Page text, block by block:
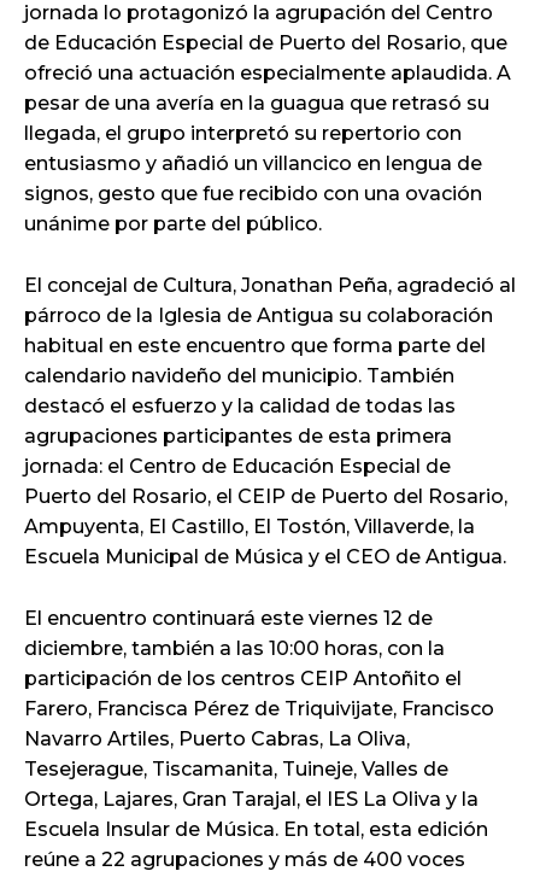
jornada lo protagonizó la agrupación del Centro
de Educación Especial de Puerto del Rosario, que
ofreció una actuación especialmente aplaudida. A
pesar de una avería en la guagua que retrasó su
llegada, el grupo interpretó su repertorio con
entusiasmo y añadió un villancico en lengua de
signos, gesto que fue recibido con una ovación
unánime por parte del público.
El concejal de Cultura, Jonathan Peña, agradeció al
párroco de la Iglesia de Antigua su colaboración
habitual en este encuentro que forma parte del
calendario navideño del municipio. También
destacó el esfuerzo y la calidad de todas las
agrupaciones participantes de esta primera
jornada: el Centro de Educación Especial de
Puerto del Rosario, el CEIP de Puerto del Rosario,
Ampuyenta, El Castillo, El Tostón, Villaverde, la
Escuela Municipal de Música y el CEO de Antigua.
El encuentro continuará este viernes 12 de
diciembre, también a las 10:00 horas, con la
participación de los centros CEIP Antoñito el
Farero, Francisca Pérez de Triquivijate, Francisco
Navarro Artiles, Puerto Cabras, La Oliva,
Tesejerague, Tiscamanita, Tuineje, Valles de
Ortega, Lajares, Gran Tarajal, el IES La Oliva y la
Escuela Insular de Música. En total, esta edición
reúne a 22 agrupaciones y más de 400 voces